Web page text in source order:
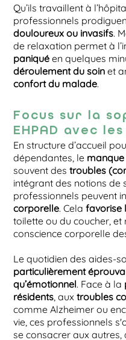
Qu’ils travaillent à
professionnels
douloureux ou invasifs.
de relaxation permet à
paniquéen quelques
déroulement du soinet
confort du malade.
Focus sur la
EHPAD avec
En structure d’accueil
dépendantes, le
souvent des troubles
intégrant des notions de
professionnels peuvent
corporelle. Celafavorise
toilette ou du coucher,
conscience corporelle
Le quotidien des aides-
particulièrement
qu’émotionnel. Face à la
résidents , auxtroubles
comme Alzheimer ou
vie, ces professionnels
se consacrer aux